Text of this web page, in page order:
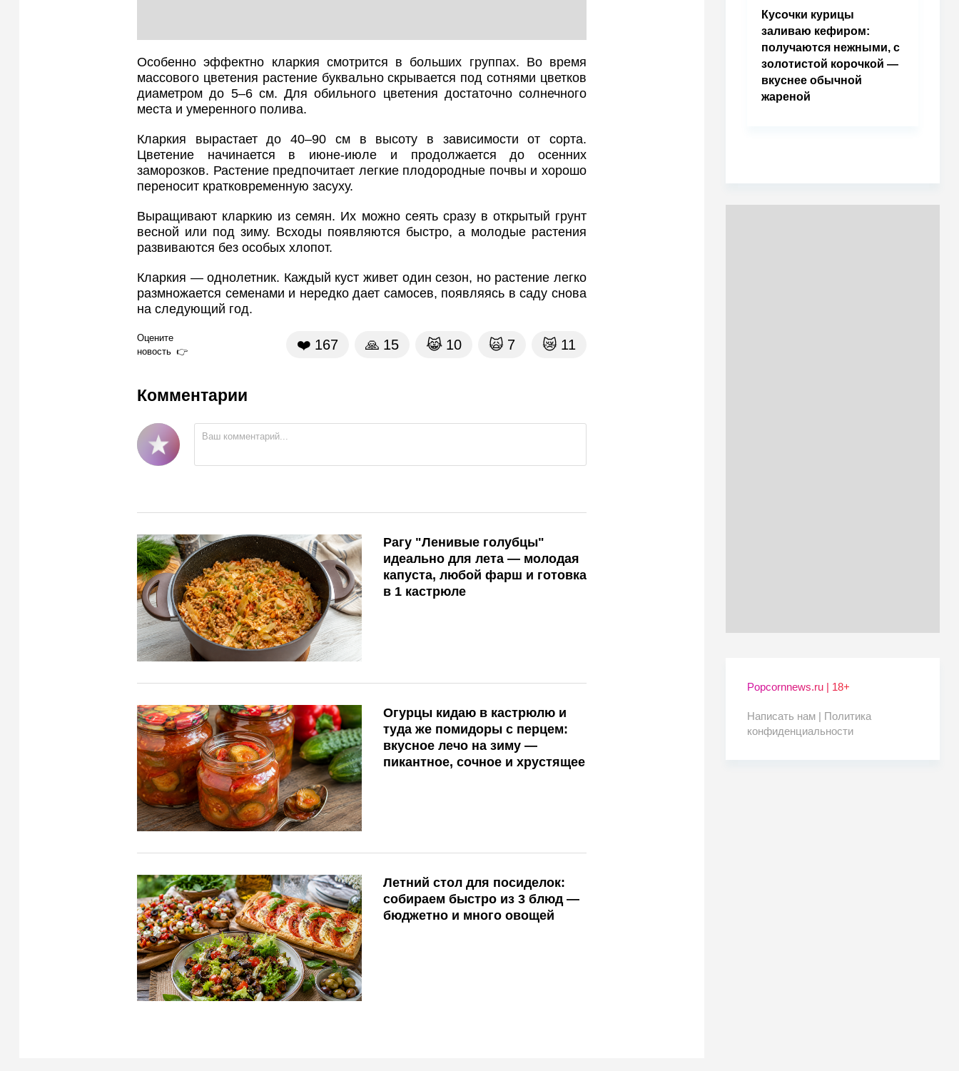
Особенно эффектно кларкия смотрится в больших группах. Во время
массового цветения растение буквально скрывается под сотнями цветков
диаметром до 5–6 см. Для обильного цветения достаточно солнечного
места и умеренного полива.
Кларкия вырастает до 40–90 см в высоту в зависимости от сорта.
Цветение начинается в июне-июле и продолжается до осенних
заморозков. Растение предпочитает легкие плодородные почвы и хорошо
переносит кратковременную засуху.
Выращивают кларкию из семян. Их можно сеять сразу в открытый грунт
весной или под зиму. Всходы появляются быстро, а молодые растения
развиваются без особых хлопот.
Кларкия — однолетник. Каждый куст живет один сезон, но растение легко
размножается семенами и нередко дает самосев, появляясь в саду снова
на следующий год.
Оцените
новость
❤️ 167 🙏 15 😹 10 🙀 7 😿 11
Комментарии
Рагу "Ленивые голубцы"
идеально для лета — молодая
капуста, любой фарш и готовка
в 1 кастрюле
Огурцы кидаю в кастрюлю и
туда же помидоры с перцем:
вкусное лечо на зиму —
пикантное, сочное и хрустящее
Летний стол для посиделок:
собираем быстро из 3 блюд —
бюджетно и много овощей
Кусочки курицы
заливаю кефиром:
получаются нежными, с
золотистой корочкой —
вкуснее обычной
жареной
Popcornnews.ru | 18+
Написать нам | Политика
конфиденциальности